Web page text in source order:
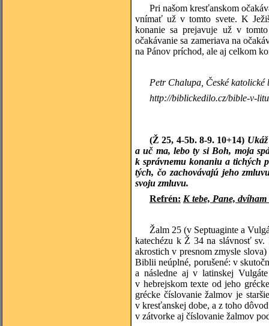
Pri našom kresťanskom
vnímať už v tomto svete. K
konanie sa prejavuje už v
očakávanie sa zameriava na
na Pánov príchod, ale aj celkom
PetrChalupa, České katolické
http://biblickedilo.cz/bible-v-
(Ž 25, 4-5b. 8-9. 10+14)
a uč ma, lebo ty si Boh, moja
k správnemu konaniu a tichých
tých, čo zachovávajú jeho
svoju zmluvu.
Refrén: K tebe, Pane,
Žalm 25 (v Septuaginte a
katechézu k Ž 34 na slávnosť sv.
akrostich v presnom zmysle
Biblii neúplné, porušené: v
a následne aj v latinskej
v hebrejskom texte od jeho
grécke číslovanie žalmov je
v kresťanskej dobe, a z toho
v zátvorke aj číslovanie žalmov